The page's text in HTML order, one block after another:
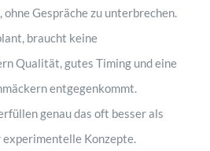
Gespräche zu unterbrechen.
braucht keine
Qualität, gutes Timing und eine
entgegenkommt.
genau das oft besser als
experimentelle Konzepte.